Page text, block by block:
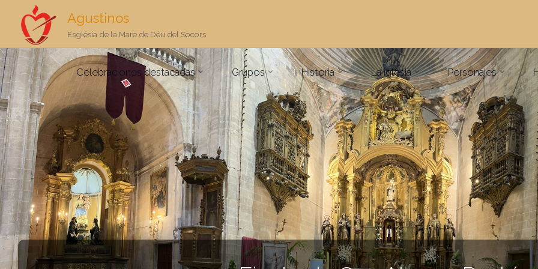
Agustinos
Església de la Mare de Déu del Socors
Saltar
al
contenido
Celebraciones destacadas Grupos Historia La iglesia Personajes